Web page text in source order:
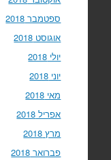
ספטמבר 2018
אוגוסט 2018
יולי 2018
יוני 2018
מאי 2018
אפריל 2018
מרץ 2018
פברואר 2018